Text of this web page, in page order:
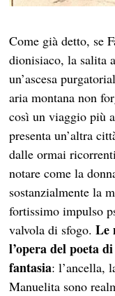
Come già detto, se
dionisiaco, la salita
un’ascesa
aria montana non
così un viaggio più
presenta un’altra
dalle ormai
notare come la
sostanzialmente la
fortissimo impulso
valvola di sfogo.Le
l’opera del poeta
fantasia: l’ancella,
Manuelita sono